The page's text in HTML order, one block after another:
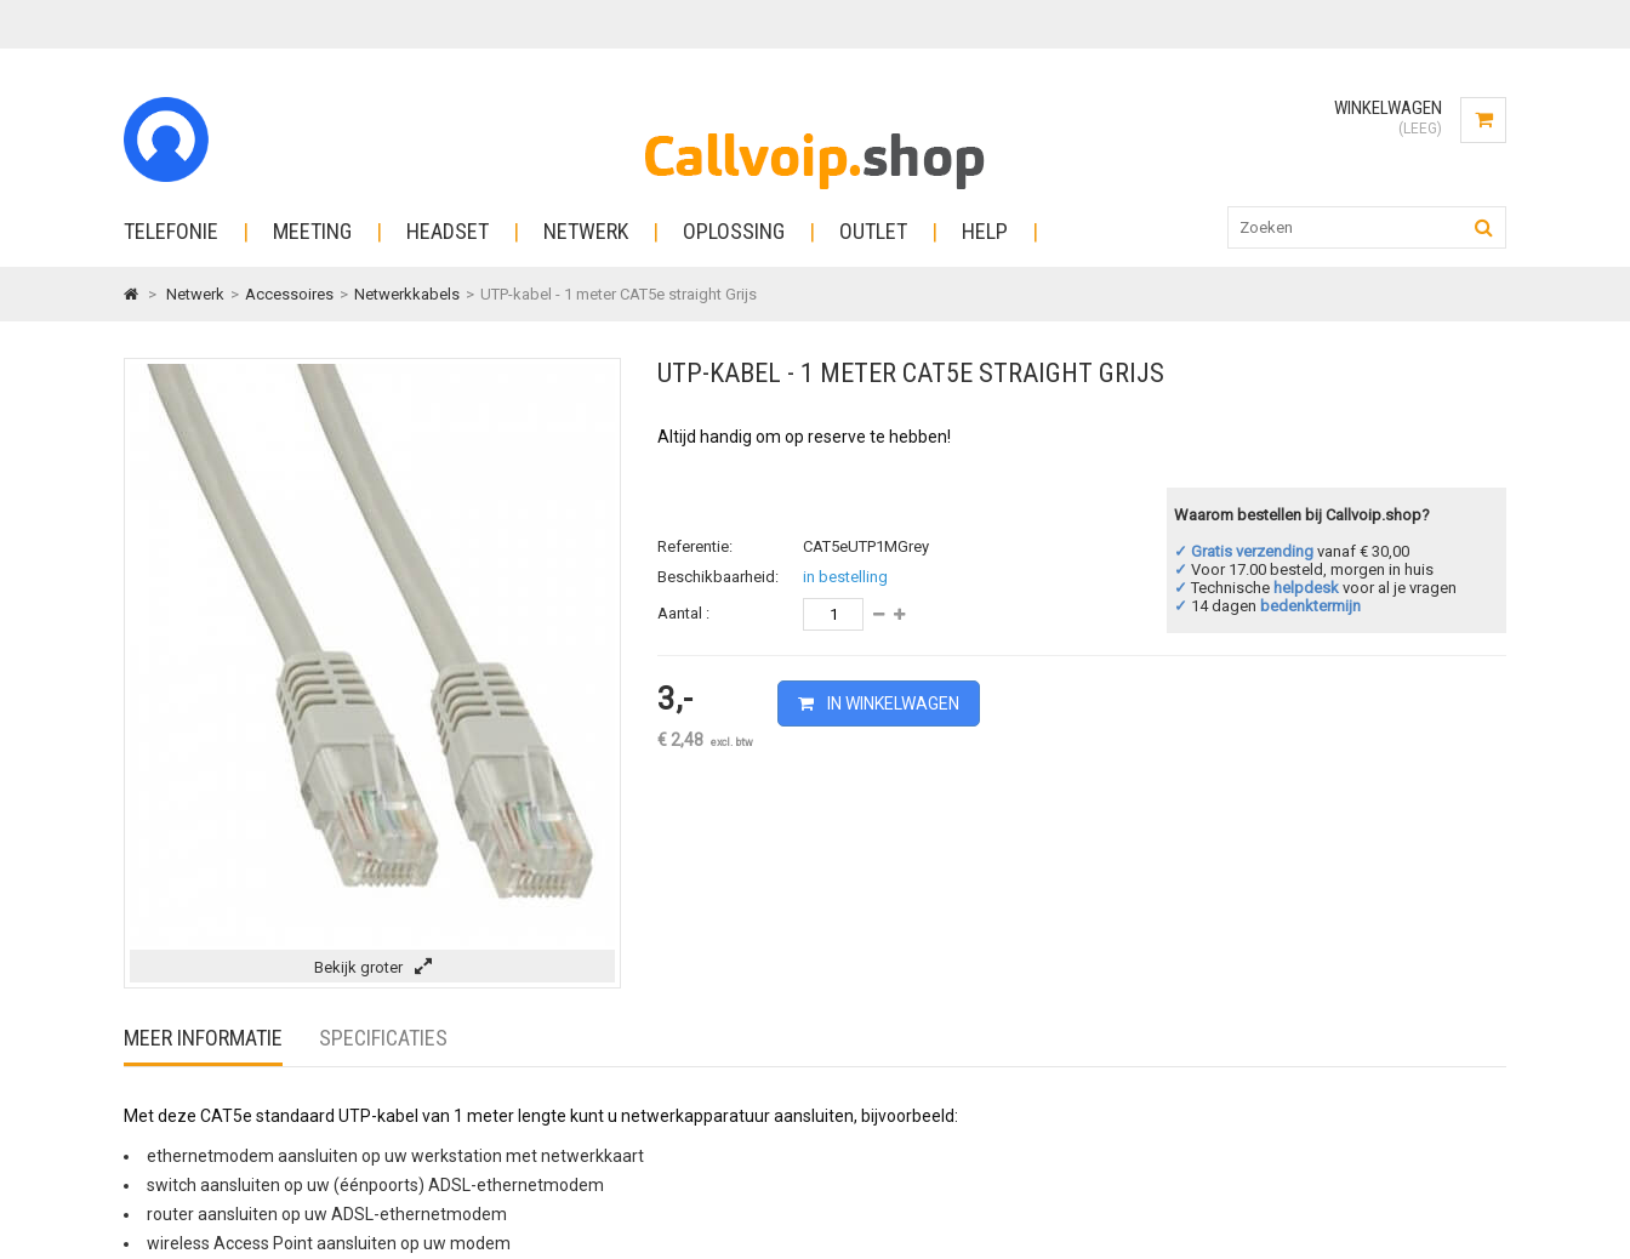
WINKELWAGEN
(LEEG)
TELEFONIE MEETING HEADSET NETWERK OPLOSSING OUTLET HELP
> Netwerk > Accessoires > Netwerkkabels > UTP-kabel - 1 meter CAT5e straight Grijs
Bekijk groter
UTP-KABEL - 1 METER CAT5E STRAIGHT GRIJS
Altijd handig om op reserve te hebben!
Waarom bestellen bij Callvoip.shop?
✓ Gratis verzending vanaf € 30,00
✓ Voor 17.00 besteld, morgen in huis
✓ Technische helpdesk voor al je vragen
✓ 14 dagen bedenktermijn
Referentie:
CAT5eUTP1MGrey
Beschikbaarheid:
in bestelling
Aantal :
3,-
€ 2,48 excl. btw
IN WINKELWAGEN
MEER INFORMATIE SPECIFICATIES
Met deze CAT5e standaard UTP-kabel van 1 meter lengte kunt u netwerkapparatuur aansluiten, bijvoorbeeld:
ethernetmodem aansluiten op uw werkstation met netwerkkaart
switch aansluiten op uw (éénpoorts) ADSL-ethernetmodem
router aansluiten op uw ADSL-ethernetmodem
wireless Access Point aansluiten op uw modem